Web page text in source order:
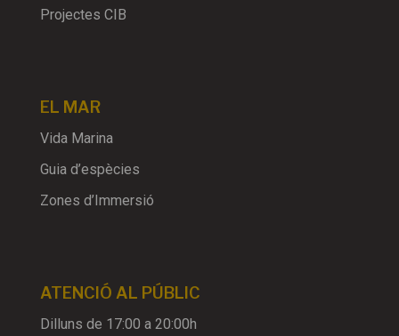
Projectes CIB
EL MAR
Vida Marina
Guia d’espècies
Zones d’Immersió
ATENCIÓ AL PÚBLIC
Dilluns de 17:00 a 20:00h